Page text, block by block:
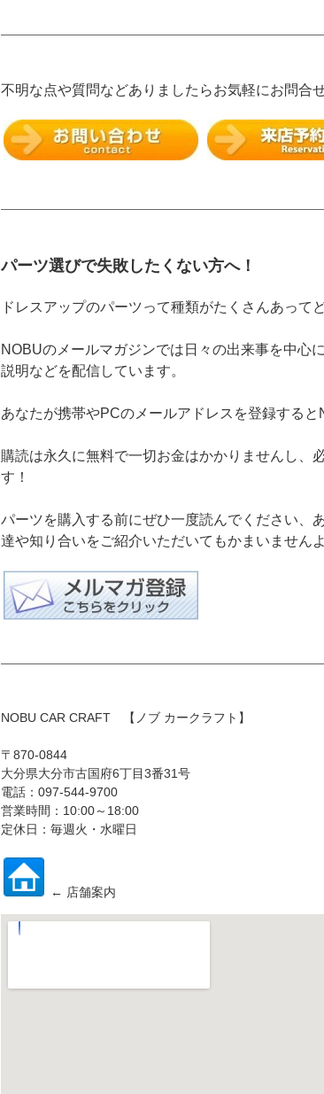
不明な点や質問などありましたらお気軽にお問合せ
パーツ選びで失敗したくない方へ！
ドレスアップのパーツって種類がたくさんあって
NOBUのメールマガジンでは日々の出来事を中心
説明などを配信しています。
あなたが携帯やPCのメールアドレスを登録すると
購読は永久に無料で一切お金はかかりませんし、
す！
パーツを購入する前にぜひ一度読んでください、
達や知り合いをご紹介いただいてもかまいませんよ
NOBU CAR CRAFT 【ノブ カークラフト】
〒870-0844
大分県大分市古国府6丁目3番31号
電話：097-544-9700
営業時間：10:00～18:00
定休日：毎週火・水曜日
← 店舗案内